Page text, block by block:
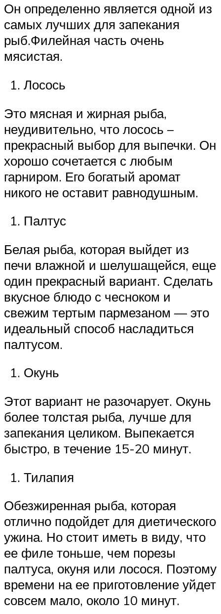
Он определенно является одной из
самых лучших для запекания
рыб.Филейная часть очень
мясистая.
Лосось
Это мясная и жирная рыба,
неудивительно, что лосось –
прекрасный выбор для выпечки. Он
хорошо сочетается с любым
гарниром. Его богатый аромат
никого не оставит равнодушным.
Палтус
Белая рыба, которая выйдет из
печи влажной и шелушащейся, еще
один прекрасный вариант. Сделать
вкусное блюдо с чесноком и
свежим тертым пармезаном — это
идеальный способ насладиться
палтусом.
Окунь
Этот вариант не разочарует. Окунь
более толстая рыба, лучше для
запекания целиком. Выпекается
быстро, в течение 15-20 минут.
Тилапия
Обезжиренная рыба, которая
отлично подойдет для диетического
ужина. Но стоит иметь в виду, что
ее филе тоньше, чем порезы
палтуса, окуня или лосося. Поэтому
времени на ее приготовление уйдет
совсем мало, около 10 минут.